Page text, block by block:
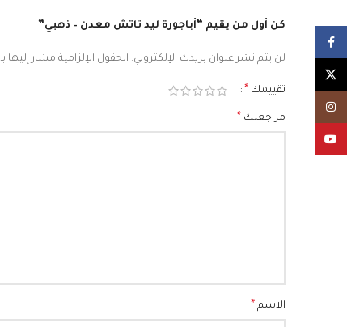
كن أول من يقيم “أباجورة ليد تاتش معدن – ذهبي”
لن يتم نشر عنوان بريدك الإلكتروني. الحقول الإلزامية مشار إليها بـ
تقييمك *
مراجعتك *
الاسم *